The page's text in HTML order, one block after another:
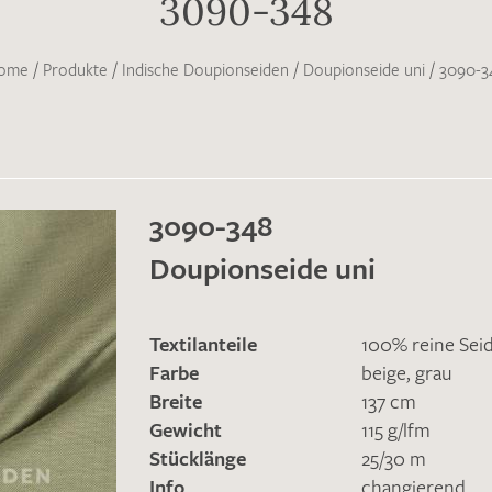
3090-348
/ Produkte / Indische Doupionseiden / Doupionseide uni / 3090-
3090-348
Doupionseide uni
Textilanteile
100% reine
Farbe
beige, grau
Breite
137 cm
Gewicht
115 g/lfm
Stücklänge
25/30 m
Info
changierend